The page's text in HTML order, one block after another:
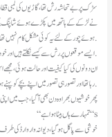
سڑک پر بے تحاشہ رش تها ، گاڑیوں کی لمبی
نے لڑکے کے ہاتهہ میں پکڑے ہوئے شاپنگ بیگ
ہوئے چور کے لئے یہ کوئی مشکل کام نہیں تها .
ایسے موقعوں پر رش سے کیسے نکلتے ہیں اور خود کو کیسے بچاتے ہیں یہ صرف وہی جان سکتے ہیں ،جو اس کام میں ماہر ہوں .
ان دونوں کی کیا کیفیت اور حالت ہوئی
رہا تها اور تصور ہی تصور میں اپنے بچے کو پہنے ہوئے دیکهہ رہا تها .
پهر خوشیوں بهرا وہ دن بهی آگیا ،جب میں
“تمہارے ہاں بیٹا ہوا ہے “s
خوشی سے پاگل ہو گیا ،دیوانہ وار وارڈ کی